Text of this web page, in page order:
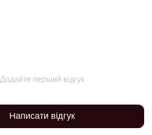
Додайте перший відгук
Написати відгук